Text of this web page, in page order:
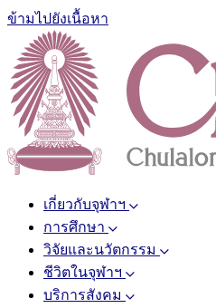
ข้ามไปยังเนื้อหา
เกี่ยวกับจุฬาฯ
การศึกษา
วิจัยและนวัตกรรม
ชีวิตในจุฬาฯ
บริการสังคม